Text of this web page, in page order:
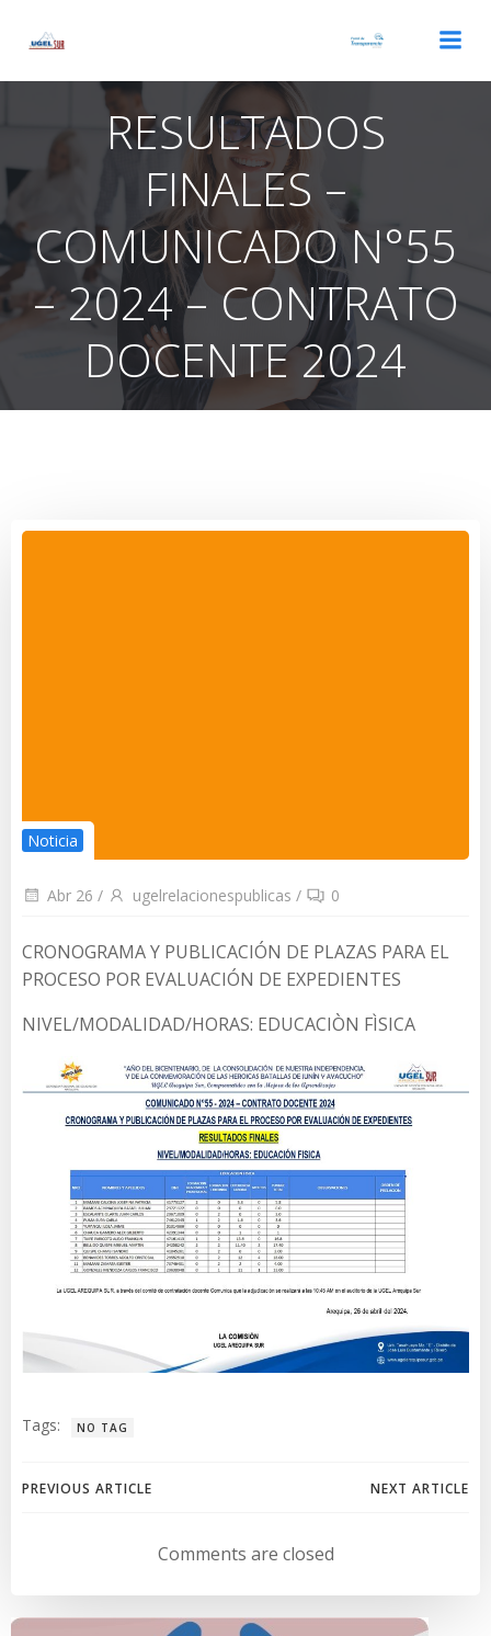
RESULTADOS
FINALES –
COMUNICADO N°55
– 2024 – CONTRATO
DOCENTE 2024
Noticia
Abr 26 / ugelrelacionespublicas / 0
CRONOGRAMA Y PUBLICACIÓN DE PLAZAS PARA EL
PROCESO POR EVALUACIÓN DE EXPEDIENTES
NIVEL/MODALIDAD/HORAS: EDUCACIÒN FÌSICA
Tags: NO TAG
Navegación
entradas
PREVIOUS ARTICLE
Navegación
de
entradas
NEXT ARTICLE
Comments are closed